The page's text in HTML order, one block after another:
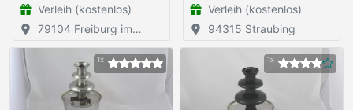
Verleih (kostenlos)
Breisgau
Verleih (kostenlos)
94315 Straubing
1x 1x